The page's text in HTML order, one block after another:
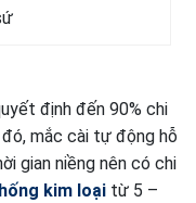
định đến 90% chi
mắc cài tự động hỗ
gian niềng nên có chi
kim loại từ 5 –